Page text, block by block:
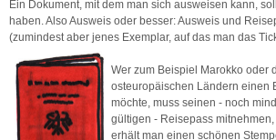
Ein Dokument, mit dem man sich ausweisen kann,
haben. Also Ausweis oder besser: Ausweis und
(zumindest aber jenes Exemplar, auf das man das
Wer zum Beispiel Marokko oder
osteuropäischen Ländern einen
möchte, muss seinen - noch
gültigen - Reisepass
erhält man einen schönen